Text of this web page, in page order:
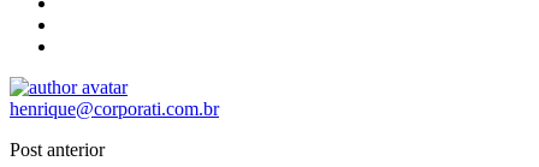
henrique@corporati.com.br
Post anterior